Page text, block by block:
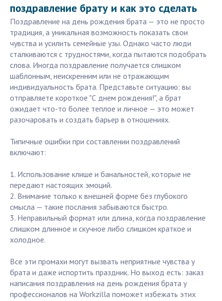
поздравление брату и как это сделать
Поздравление на день рождения брата — это не просто
традиция, а уникальная возможность показать свои
чувства и усилить семейные узы. Однако часто люди
сталкиваются с трудностями, когда пытаются подобрать
слова. Иногда поздравление получается слишком
шаблонным, неискренним или не отражающим
индивидуальность брата. Представьте ситуацию: вы
отправляете короткое "С днем рождения!", а брат
ожидает что-то более теплое и личное — это может
разочаровать и создать барьер в отношениях.
Типичные ошибки при составлении поздравлений
включают:
1. Использование клише и банальностей, которые не
передают настоящих эмоций.
2. Внимание только к внешней форме без глубокого
смысла — такие послания забываются быстро.
3. Неправильный формат или длина, когда поздравление
слишком длинное и скучное либо слишком краткое и
холодное.
Все эти промахи могут вызвать неприятные чувства у
брата и даже испортить праздник. Но выход есть: заказ
написания поздравления на день рождения брата у
профессионалов на Workzilla поможет избежать этих